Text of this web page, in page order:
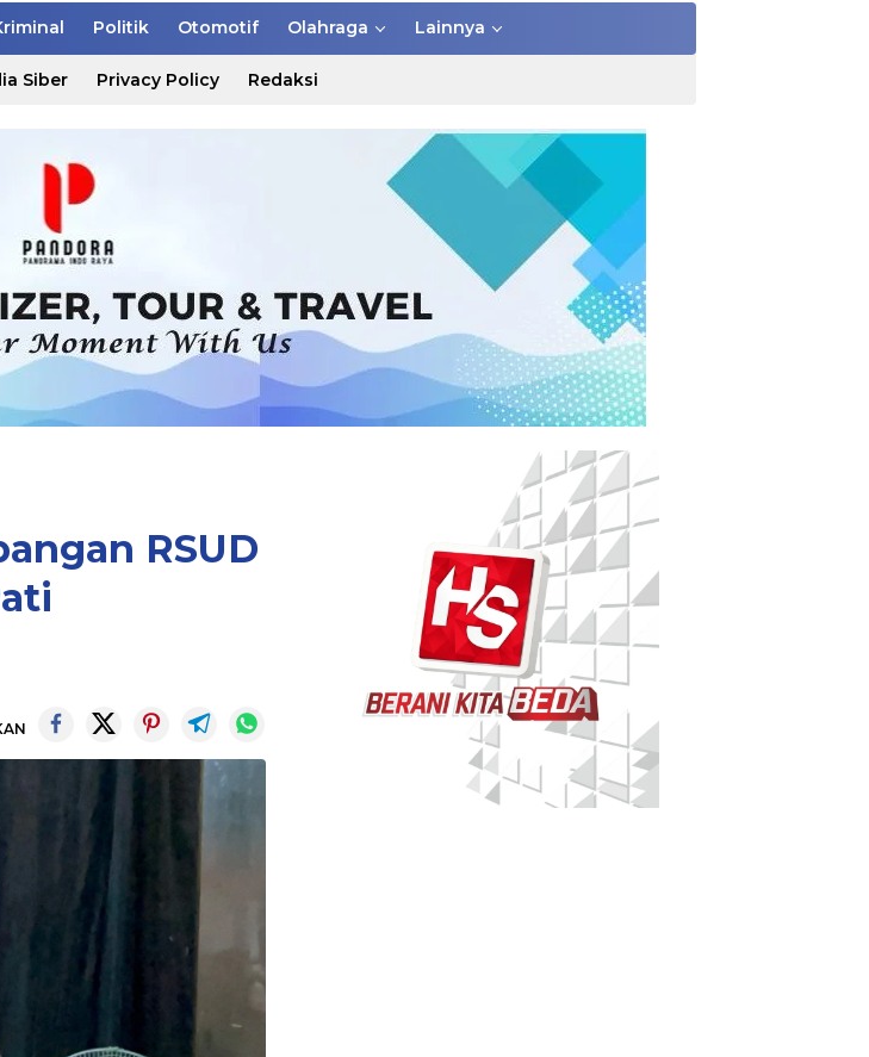
Politik Otomotif Olahraga Lainnya
Siber Privacy Policy Redaksi
RSUD